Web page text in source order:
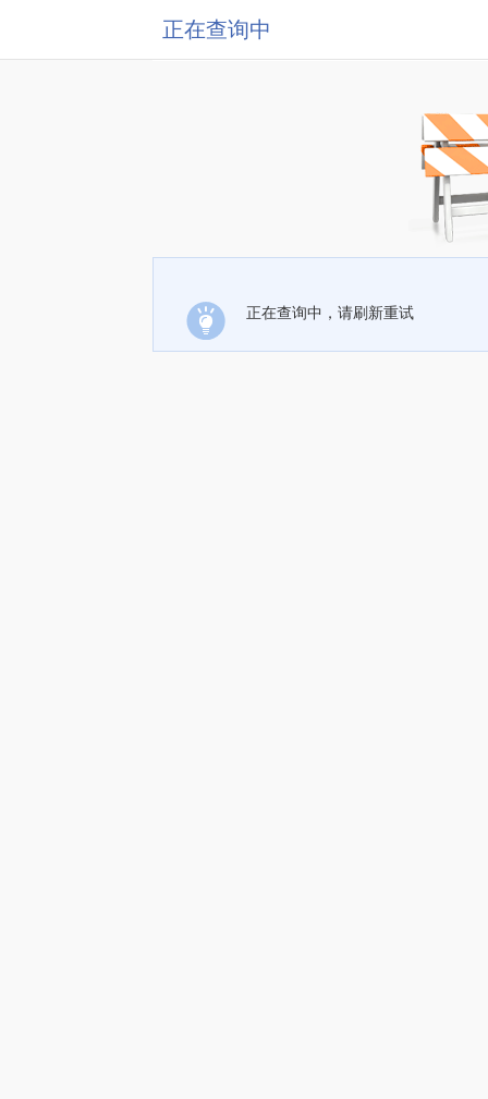
正在查询中
正在查询中，请刷新重试